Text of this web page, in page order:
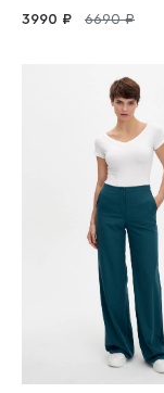
3990 ₽ 6690 ₽